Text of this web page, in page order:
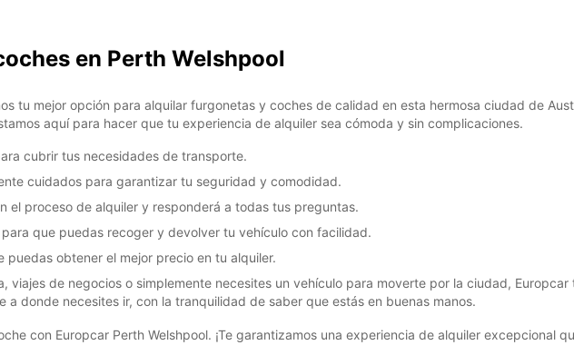
en Perth Welshpool
tu mejor opción para alquilar furgonetas y coches de calidad en esta hermosa ciudad de
aquí para hacer que tu experiencia de alquiler sea cómoda y sin complicaciones.
cubrir tus necesidades de transporte.
cuidados para garantizar tu seguridad y comodidad.
el proceso de alquiler y responderá a todas tus preguntas.
que puedas recoger y devolver tu vehículo con facilidad.
obtener el mejor precio en tu alquiler.
viajes de negocios o simplemente necesites un vehículo para moverte por la ciudad,
a donde necesites ir, con la tranquilidad de saber que estás en buenas manos.
con Europcar Perth Welshpool. ¡Te garantizamos una experiencia de alquiler excepcional